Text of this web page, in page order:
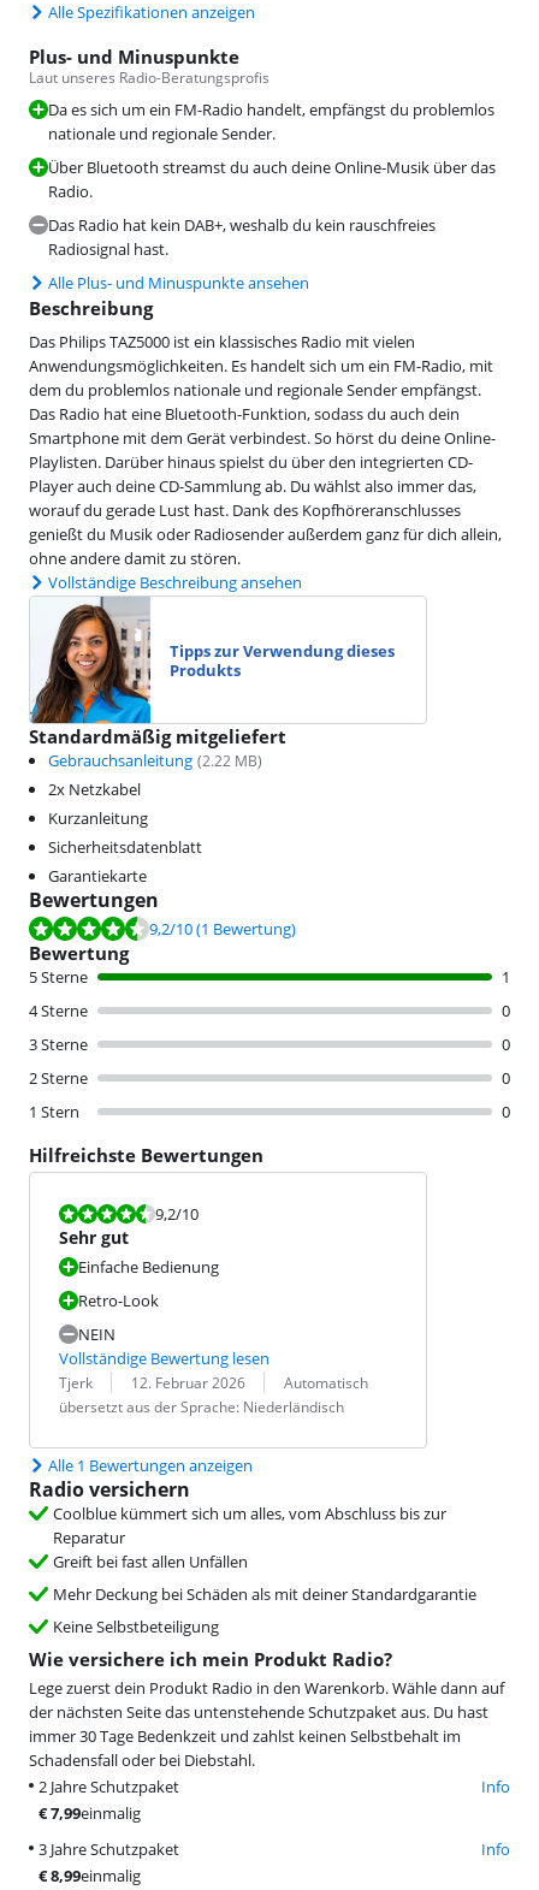
Alle Spezifikationen anzeigen
Plus- und Minuspunkte
Laut unseres Radio-Beratungsprofis
Da es sich um ein FM-Radio handelt, empfängst du problemlos
nationale und regionale Sender.
Über Bluetooth streamst du auch deine Online-Musik über das
Radio.
Das Radio hat kein DAB+, weshalb du kein rauschfreies
Radiosignal hast.
Alle Plus- und Minuspunkte ansehen
Beschreibung
Das Philips TAZ5000 ist ein klassisches Radio mit vielen
Anwendungsmöglichkeiten. Es handelt sich um ein FM-Radio, mit
dem du problemlos nationale und regionale Sender empfängst.
Das Radio hat eine Bluetooth-Funktion, sodass du auch dein
Smartphone mit dem Gerät verbindest. So hörst du deine Online-
Playlisten. Darüber hinaus spielst du über den integrierten CD-
Player auch deine CD-Sammlung ab. Du wählst also immer das,
worauf du gerade Lust hast. Dank des Kopfhöreranschlusses
genießt du Musik oder Radiosender außerdem ganz für dich allein,
ohne andere damit zu stören.
Vollständige Beschreibung ansehen
Tipps zur Verwendung dieses
Produkts
Standardmäßig mitgeliefert
Gebrauchsanleitung (2.22 MB)
2x Netzkabel
Kurzanleitung
Sicherheitsdatenblatt
Garantiekarte
Bewertungen
Bewertet mit 9,2 von 10, basierend auf 1 Bewertung.
9,2/10(1 Bewertung)
Bewertung
5 Sterne
1
4 Sterne
0
3 Sterne
0
2 Sterne
0
1 Stern
0
Hilfreichste Bewertungen
Bewertet mit 9,2 von 10.
9,2/10
Sehr gut
Einfache Bedienung
Retro-Look
NEIN
Vollständige Bewertung lesen
Bewertung von:
Tjerk
Datum: 12. Februar 2026
Übersetzung:
Automatisch
übersetzt aus der Sprache: Niederländisch
Alle 1 Bewertungen anzeigen
Radio versichern
Coolblue kümmert sich um alles, vom Abschluss bis zur
Reparatur
Greift bei fast allen Unfällen
Mehr Deckung bei Schäden als mit deiner Standardgarantie
Keine Selbstbeteiligung
Wie versichere ich mein Produkt Radio?
Lege zuerst dein Produkt Radio in den Warenkorb. Wähle dann auf
der nächsten Seite das untenstehende Schutzpaket aus. Du hast
immer 30 Tage Bedenkzeit und zahlst keinen Selbstbehalt im
Schadensfall oder bei Diebstahl.
2 Jahre Schutzpaket
Info
€7,99einmalig
3 Jahre Schutzpaket
Info
€8,99einmalig